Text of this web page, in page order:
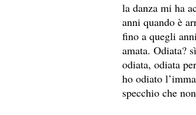
la danza mi ha
anni quando è
fino a quegli
amata. Odiata?
odiata, odiata
ho odiato
specchio che